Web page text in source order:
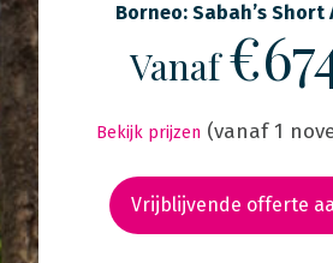
Borneo: Sabah’s Short
Vanaf
Bekijk prijzen (vanaf 1
Vrijblijvende offerte